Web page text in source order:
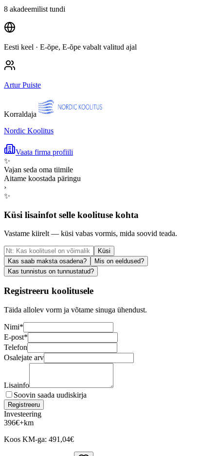
8 akadeemilist tundi
Eesti keel · E-õpe, E-õpe vabalt valitud ajal
Artur Puiste
Korraldaja
Nordic Koolitus
Vaata firma profiili
✨
Vajan seda oma tiimile
Aitame koostada päringu
›
✨
Küsi lisainfot selle koolituse kohta
Vastame kiirelt — küsi vabas vormis, mida soovid teada.
Küsi
Kas saab maksta osadena?
Mis on eeldused?
Kas tunnistus on tunnustatud?
Registreeru koolitusele
Täida allolev vorm ja võtame sinuga ühendust.
Nimi*
E-post*
Telefon
Osalejate arv
Lisainfo
Soovin saada uudiskirja
Registreeru
Investeering
396€+km
Koos KM-ga: 491,04€